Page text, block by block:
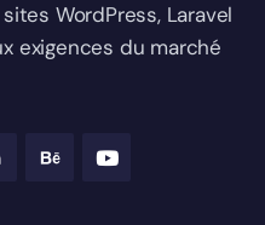
WordPress, Laravel
exigences du marché